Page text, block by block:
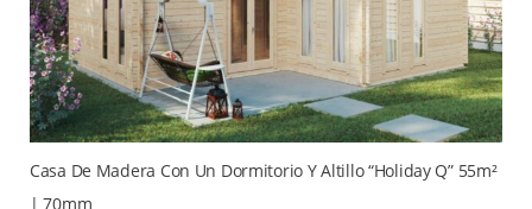
Casa De Madera Con Un Dormitorio Y Altillo “Holiday Q” 55m²
| 70mm